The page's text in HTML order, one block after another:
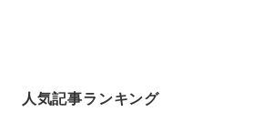
人気記事ランキング